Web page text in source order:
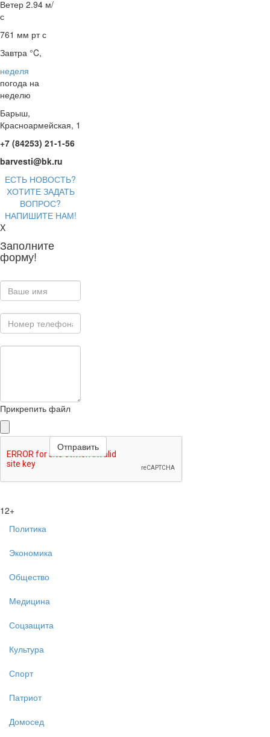
Ветер 2.94 м/
с
761 мм рт с
Завтра °C,
неделя
погода на
неделю
Барыш,
Красноармейская, 1
+7 (84253) 21-1-56
barvesti@bk.ru
ЕСТЬ НОВОСТЬ?
ХОТИТЕ ЗАДАТЬ
ВОПРОС?
НАПИШИТЕ НАМ!
X
Заполните
форму!
Прикрепить файл
12+
Политика
Экономика
Общество
Медицина
Соцзащита
Культура
Спорт
Патриот
Домосед